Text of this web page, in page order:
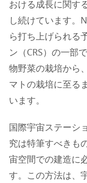
おける成長に関す
し続けています。
ら打ち上げられる
ン（CRS）の一部
物野菜の栽培から
マトの栽培に至る
います。
国際宇宙ステーシ
究は特筆すべきも
宙空間での建造に
す。この方法は、